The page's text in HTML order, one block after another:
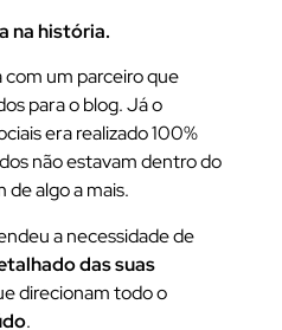
na história.
um parceiro que
para o blog. Já o
era realizado 100%
não estavam dentro do
de algo a mais.
a necessidade de
das suas
direcionam todo o
.